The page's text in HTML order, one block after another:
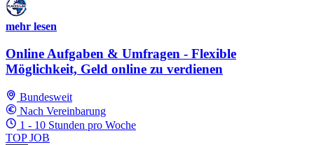
mehr lesen
Online Aufgaben & Umfragen - Flexible
Möglichkeit, Geld online zu verdienen
Bundesweit
Nach Vereinbarung
1 - 10 Stunden pro Woche
TOP JOB